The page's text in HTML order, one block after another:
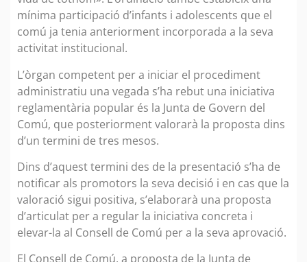
mínima participació d’infants i adolescents que el
comú ja tenia anteriorment incorporada a la seva
activitat institucional.
L’òrgan competent per a iniciar el procediment
administratiu una vegada s’ha rebut una iniciativa
reglamentària popular és la Junta de Govern del
Comú, que posteriorment valorarà la proposta dins
d’un termini de tres mesos.
Dins d’aquest termini des de la presentació s’ha de
notificar als promotors la seva decisió i en cas que la
valoració sigui positiva, s’elaborarà una proposta
d’articulat per a regular la iniciativa concreta i
elevar-la al Consell de Comú per a la seva aprovació.
El Consell de Comú, a proposta de la Junta de